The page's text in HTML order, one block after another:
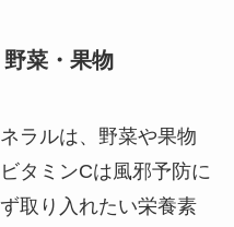
野菜・果物
ラルは、野菜や果物
タミンCは風邪予防に
取り入れたい栄養素